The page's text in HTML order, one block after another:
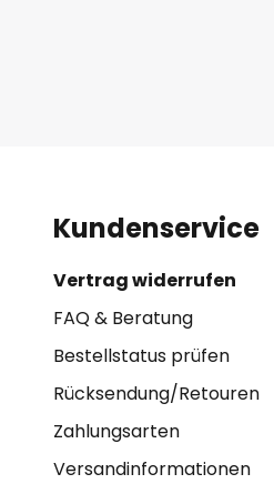
Kundenservice
Vertrag widerrufen
FAQ & Beratung
Bestellstatus prüfen
Rücksendung/Retouren
Zahlungsarten
Versandinformationen